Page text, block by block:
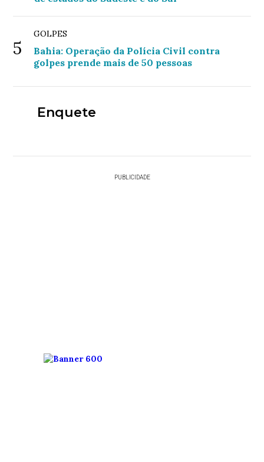
5
GOLPES
Bahia: Operação da Polícia Civil contra
golpes prende mais de 50 pessoas
Enquete
PUBLICIDADE